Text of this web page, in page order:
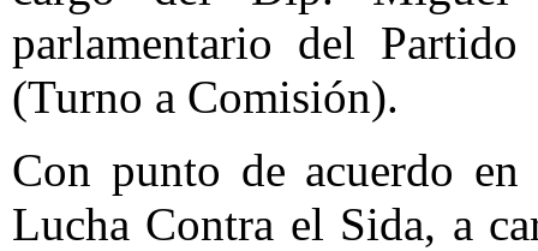
parlamentario del
(Turno a Comisión).
Con punto de acuerdo
Lucha Contra el Sida, a